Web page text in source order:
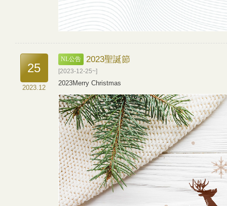
25
2023.12
NL公告 2023聖誕節
[2023-12-25~]
2023Merry Christmas